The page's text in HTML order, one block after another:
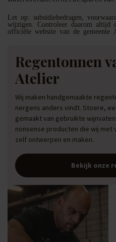
Let op: subsidiebedragen,
wijzigen. Controleer daarom altijd
officiële website van de gemeente
Regentonnen
Atelier
Wij maken handgemaakte
nergens anders vindt. Stoere,
gemaakt van gebruikte
nonsense producten die wij met
zelf ontwerpen en maken.
Bekijk onze